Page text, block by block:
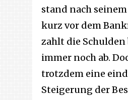
stand nach
kurz vor dem
zahlt die Schulden
immer noch ab.
trotzdem eine
Steigerung der